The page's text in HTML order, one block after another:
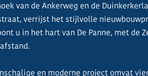
van de Ankerweg en de
verrijst het stijlvolle
u in het hart van De Panne, met de
en moderne project omvat